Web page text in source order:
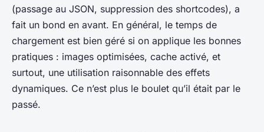
(passage au JSON, suppression des shortcodes), a
fait un bond en avant. En général, le temps de
chargement est bien géré si on applique les bonnes
pratiques : images optimisées, cache activé, et
surtout, une utilisation raisonnable des effets
dynamiques. Ce n’est plus le boulet qu’il était par le
passé.